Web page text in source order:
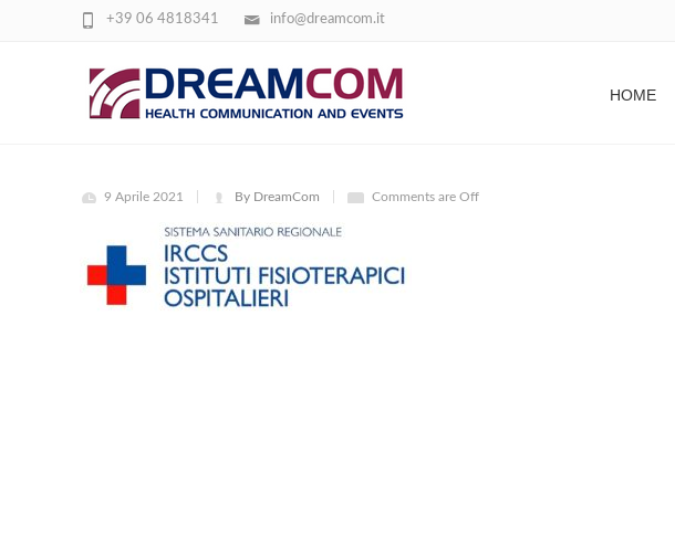
info@dreamcom.it
+39 06 4818341
HOME
LOGO IFO
9 Aprile 2021 By DreamCom Comments are Off